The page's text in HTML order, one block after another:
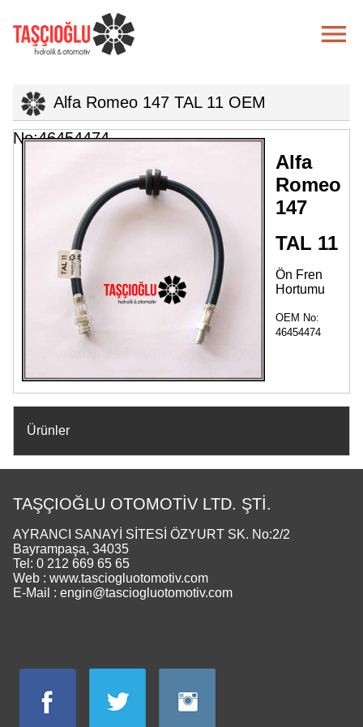

Ürünler
Alfa Romeo 147 TAL 11 OEM
No:46454474
Alfa
Romeo
147
TAL 11
Ön Fren
Hortumu
OEM No:
46454474
TAŞÇIOĞLU OTOMOTİV LTD. ŞTİ.
AYRANCI SANAYİ SİTESİ ÖZYURT SK. No:2/2
Bayrampaşa, 34035
Tel: 0 212 669 65 65
Web : www.tasciogluotomotiv.com
E-Mail : engin@tasciogluotomotiv.com